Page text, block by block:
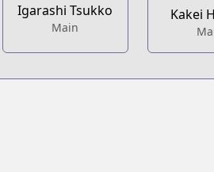
Igarashi Tsukko
Main
Kakei